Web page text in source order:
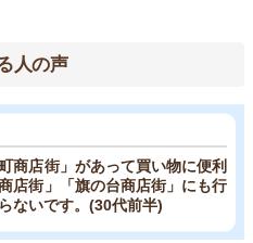
人の声
商店街」があって買い物に便利
店街」「旗の台商店街」にも行
ないです。(30代前半)